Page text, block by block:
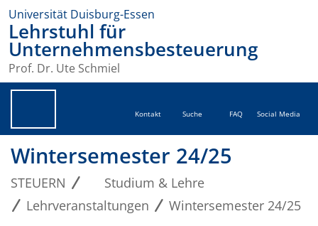
Universität Duisburg-Essen
Lehrstuhl für
Unternehmensbesteuerung
Prof. Dr. Ute Schmiel
Kontakt Suche FAQ Social Media
Wintersemester 24/25
STEUERN
Studium & Lehre
Lehrveranstaltungen
Wintersemester 24/25